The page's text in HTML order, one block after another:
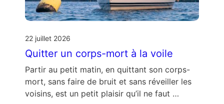
22 juillet 2026
Quitter un corps-mort à la voile
Partir au petit matin, en quittant son corps-
mort, sans faire de bruit et sans réveiller les
voisins, est un petit plaisir qu’il ne faut …